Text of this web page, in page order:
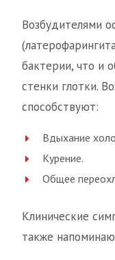
Возбудителями
бактерии, что и
стенки глотки.
способствуют:
Вдыхание
Курение.
Общее
Клинические
также